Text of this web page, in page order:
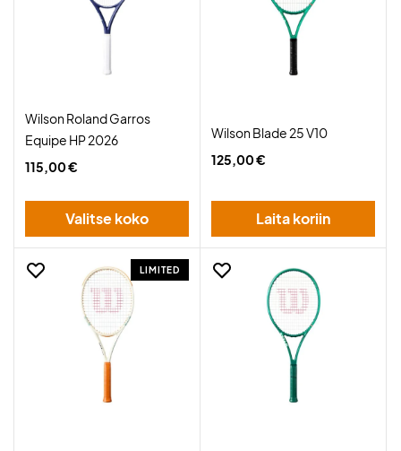
Wilson Roland Garros
Equipe HP 2026
115,00 €
Valitse koko
Wilson Blade 25 V10
125,00 €
Laita koriin
LIMITED